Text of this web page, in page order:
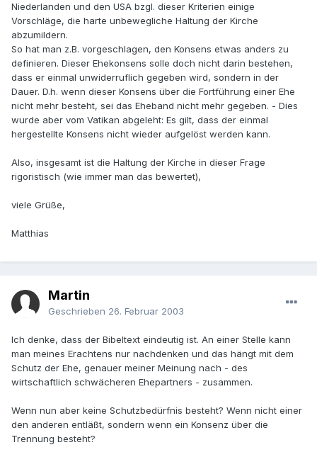
Niederlanden und den USA bzgl. dieser Kriterien einige
Vorschläge, die harte unbewegliche Haltung der Kirche
abzumildern.
So hat man z.B. vorgeschlagen, den Konsens etwas anders zu
definieren. Dieser Ehekonsens solle doch nicht darin bestehen,
dass er einmal unwiderruflich gegeben wird, sondern in der
Dauer. D.h. wenn dieser Konsens über die Fortführung einer Ehe
nicht mehr besteht, sei das Eheband nicht mehr gegeben. - Dies
wurde aber vom Vatikan abgeleht: Es gilt, dass der einmal
hergestellte Konsens nicht wieder aufgelöst werden kann.
Also, insgesamt ist die Haltung der Kirche in dieser Frage
rigoristisch (wie immer man das bewertet),
viele Grüße,
Matthias
Martin
Geschrieben 26. Februar 2003
Ich denke, dass der Bibeltext eindeutig ist. An einer Stelle kann
man meines Erachtens nur nachdenken und das hängt mit dem
Schutz der Ehe, genauer meiner Meinung nach - des
wirtschaftlich schwächeren Ehepartners - zusammen.
Wenn nun aber keine Schutzbedürfnis besteht? Wenn nicht einer
den anderen entläßt, sondern wenn ein Konsenz über die
Trennung besteht?